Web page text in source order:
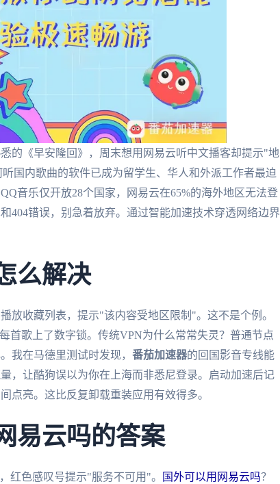
的《早安隆回》，周末想用网易云听中文播客却提示"地
国内歌曲的软件已成为留学生、华人和外派工作者最迫
音乐仅开放28个国家，网易云在65%的海外地区无法登
404错误，别急着放弃。通过智能加速技术穿透网络边界
么解决
放收藏列表，提示"该内容受地区限制"。这不是个例。
首歌上了数字锁。传统VPN为什么常常失灵？普通节点
我在马德里测试时发现， 番茄加速器的回国影音专线能
，让酷狗误以为你在上海而非悉尼登录。启动加速后记
点亮。这比反复卸载重装应用有效得多。
易云吗的答案
红色感叹号提示"服务不可用"。 国外可以用网易云吗？